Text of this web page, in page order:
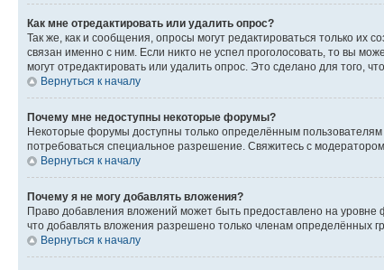
Как мне отредактировать или удалить опрос?
Так же, как и сообщения, опросы могут редактироваться только
связан именно с ним. Если никто не успел проголосовать, то вы
могут отредактировать или удалить опрос. Это сделано для того,
Вернуться к началу
Почему мне недоступны некоторые форумы?
Некоторые форумы доступны только определённым
потребоваться специальное разрешение. Свяжитесь с
Вернуться к началу
Почему я не могу добавлять вложения?
Право добавления вложений может быть предоставлено на
что добавлять вложения разрешено только членам определённых
Вернуться к началу